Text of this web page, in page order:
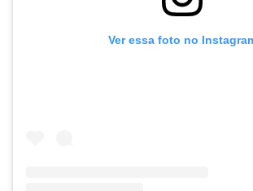
Ver essa foto no